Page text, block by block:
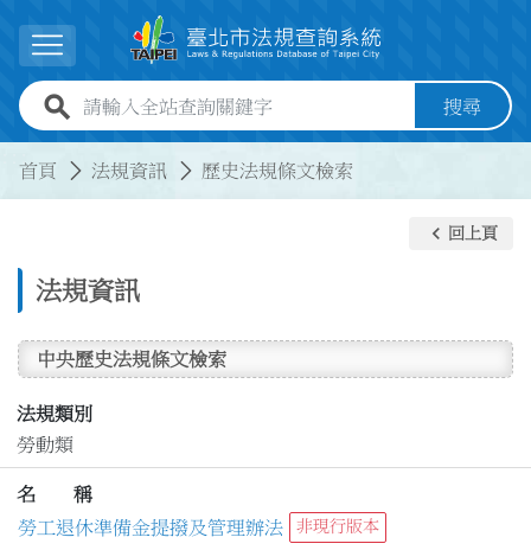
展開選單
全站查詢關鍵字欄位 搜尋
首頁 法規資訊 歷史法規條文檢索
法規資訊
keyboard_arrow_left 回上頁
中央歷史法規條文檢索
法規類別
勞動類
名 稱
勞工退休準備金提撥及管理辦法
非現行版本